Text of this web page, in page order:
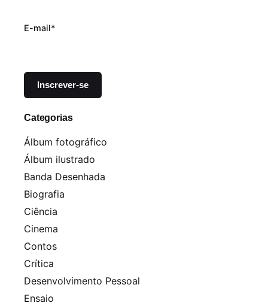
E-mail*
Categorias
Álbum fotográfico
Álbum ilustrado
Banda Desenhada
Biografia
Ciência
Cinema
Contos
Crítica
Desenvolvimento Pessoal
Ensaio